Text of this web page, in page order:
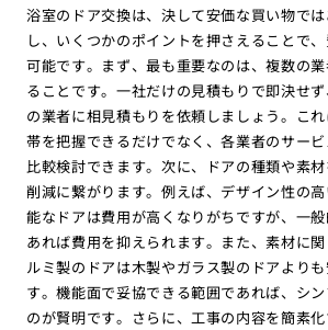
浴室のドア交換は、決して安価な買い物で
し、いくつかのポイントを押さえることで
可能です。まず、最も重要なのは、複数の
ることです。一社だけの見積もりで即決せ
の業者に相見積もりを依頼しましょう。こ
帯を把握できるだけでなく、各業者のサー
比較検討できます。次に、ドアの種類や素
削減に繋がります。例えば、デザイン性の
能なドアは費用が高くなりがちですが、一
あれば費用を抑えられます。また、素材に
ルミ製のドアは木製やガラス製のドアより
す。機能面で妥協できる範囲であれば、シ
のが賢明です。さらに、工事の内容を簡素